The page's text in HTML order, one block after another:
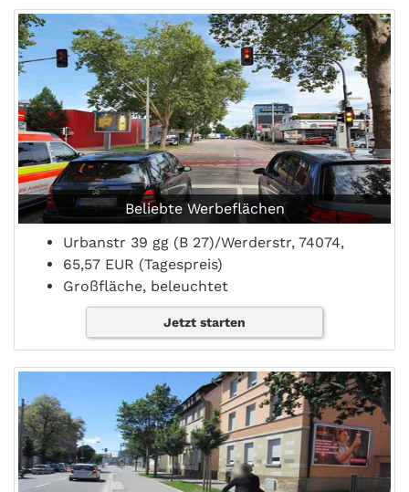
Beliebte Werbeflächen
Urbanstr 39 gg (B 27)/Werderstr, 74074,
65,57 EUR (Tagespreis)
Großfläche, beleuchtet
Jetzt starten